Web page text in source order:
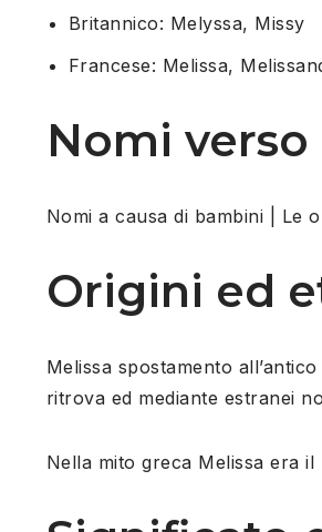
Britannico: Melyssa, Missy
Francese: Melissa,
Nomi
Nomi a causa di bambini | Le
Origini ed
Melissa spostamento
ritrova ed mediante estranei
Nella mito greca Melissa era